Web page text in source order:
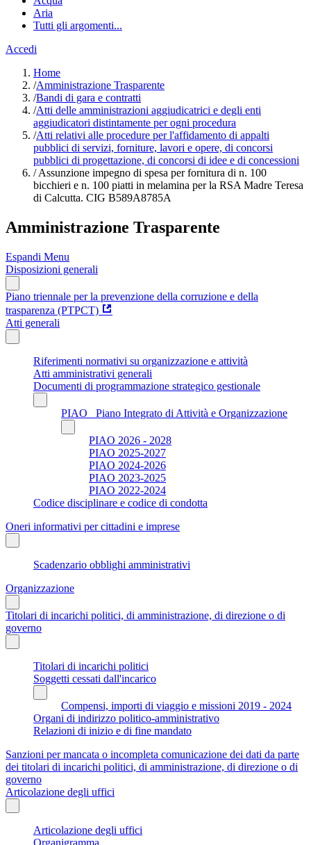
Aria
Tutti gli argomenti...
Accedi
Home
/Amministrazione Trasparente
/Bandi di gara e contratti
/Atti delle amministrazioni aggiudicatrici e degli enti
aggiudicatori distintamente per ogni procedura
/Atti relativi alle procedure per l'affidamento di appalti
pubblici di servizi, forniture, lavori e opere, di concorsi
pubblici di progettazione, di concorsi di idee e di concessioni
/Assunzione impegno di spesa per fornitura di n. 100
bicchieri e n. 100 piatti in melamina per la RSA Madre Teresa
di Calcutta. CIG B589A8785A
Amministrazione Trasparente
Espandi Menu
Disposizioni generali
Piano triennale per la prevenzione della corruzione e della
trasparenza (PTPCT)
Atti generali
Riferimenti normativi su organizzazione e attività
Atti amministrativi generali
Documenti di programmazione strategico gestionale
PIAO_ Piano Integrato di Attività e Organizzazione
PIAO 2026 - 2028
PIAO 2025-2027
PIAO 2024-2026
PIAO 2023-2025
PIAO 2022-2024
Codice disciplinare e codice di condotta
Oneri informativi per cittadini e imprese
Scadenzario obblighi amministrativi
Organizzazione
Titolari di incarichi politici, di amministrazione, di direzione o di
governo
Titolari di incarichi politici
Soggetti cessati dall'incarico
Compensi, importi di viaggio e missioni 2019 - 2024
Organi di indirizzo politico-amministrativo
Relazioni di inizio e di fine mandato
Sanzioni per mancata o incompleta comunicazione dei dati da parte
dei titolari di incarichi politici, di amministrazione, di direzione o di
governo
Articolazione degli uffici
Articolazione degli uffici
Organigramma